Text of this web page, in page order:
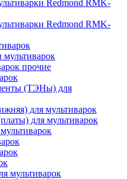
Redmond RMK-
Redmond RMK-
мультиварок
прочие
(ТЭНы) для
для мультиварок
для мультиварок
мультиварок